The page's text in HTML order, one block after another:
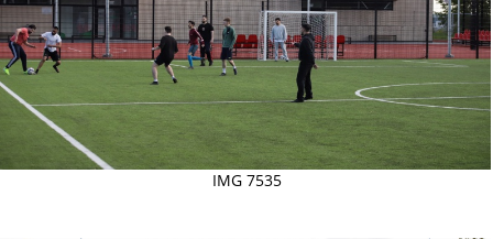
IMG 7535